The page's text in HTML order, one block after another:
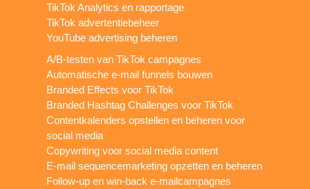
TikTok Analytics en rapportage
TikTok advertentiebeheer
YouTube advertising beheren
A/B-testen van TikTok campagnes
Automatische e-mail funnels bouwen
Branded Effects voor TikTok
Branded Hashtag Challenges voor TikTok
Contentkalenders opstellen en beheren voor
social media
Copywriting voor social media content
E-mail sequencemarketing opzetten en beheren
Follow-up en win-back e-mailcampagnes